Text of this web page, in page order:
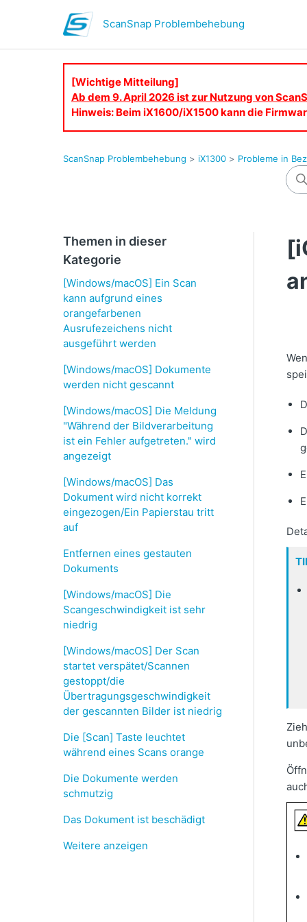
ScanSnap Problembehebung
[Wichtige Mitteilung]
Ab dem 9. April 2026 ist zur Nutzung von
Hinweis: Beim iX1600/iX1500 kann die
ScanSnap Problembehebung iX1300 Probleme in
Themen in dieser
Kategorie
[Windows/macOS] Ein Scan
kann aufgrund eines
orangefarbenen
Ausrufezeichens nicht
ausgeführt werden
[Windows/macOS] Dokumente
werden nicht gescannt
[Windows/macOS] Die Meldung
"Während der Bildverarbeitung
ist ein Fehler aufgetreten." wird
angezeigt
[Windows/macOS] Das
Dokument wird nicht korrekt
eingezogen/Ein Papierstau tritt
auf
Entfernen eines gestauten
Dokuments
[Windows/macOS] Die
Scangeschwindigkeit ist sehr
niedrig
[Windows/macOS] Der Scan
startet verspätet/Scannen
gestoppt/die
Übertragungsgeschwindigkeit
der gescannten Bilder ist niedrig
Die [Scan] Taste leuchtet
während eines Scans orange
Die Dokumente werden
schmutzig
Das Dokument ist beschädigt
Weitere anzeigen